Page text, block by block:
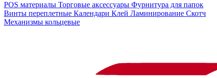
POS материалы Торговые аксессуары Фурнитура для папок
Винты переплетные Календари Клей Ламинирование Скотч
Механизмы кольцевые